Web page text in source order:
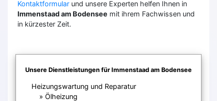
Kontaktformular und unsere Experten helfen Ihnen in
Immenstaad am Bodensee mit ihrem Fachwissen und
in kürzester Zeit.
Unsere Dienstleistungen für Immenstaad am Bodensee
Heizungswartung und Reparatur
Ölheizung